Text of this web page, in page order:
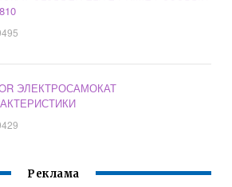
ЭЛЕКТРОСАМОКАТ
Реклама